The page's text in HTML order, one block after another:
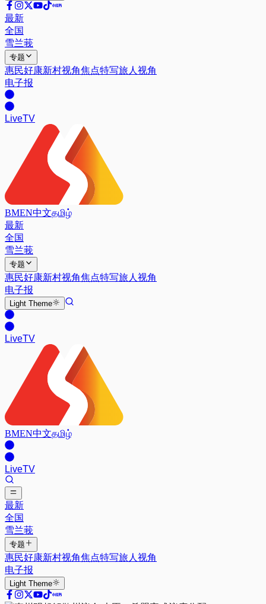
最新
全国
雪兰莪
专题
惠民好康新村视角焦点特写旅人视角
电子报
LiveTV
BMEN中文தமிழ்
最新
全国
雪兰莪
专题
惠民好康新村视角焦点特写旅人视角
电子报
Light Theme
LiveTV
BMEN中文தமிழ்
LiveTV
最新
全国
雪兰莪
专题
惠民好康新村视角焦点特写旅人视角
电子报
Light Theme